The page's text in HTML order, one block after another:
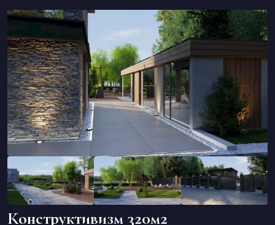
Конструктивизм 320м2